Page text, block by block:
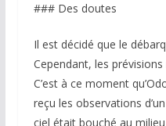
### Des doutes
Il est décidé que le
Cependant, les
C’est à ce moment
reçu les observations
ciel était bouché au